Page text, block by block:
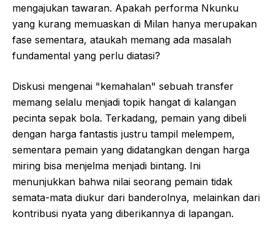
mengajukan tawaran. Apakah performa Nkunku
yang kurang memuaskan di Milan hanya merupakan
fase sementara, ataukah memang ada masalah
fundamental yang perlu diatasi?
Diskusi mengenai "kemahalan" sebuah transfer
memang selalu menjadi topik hangat di kalangan
pecinta sepak bola. Terkadang, pemain yang dibeli
dengan harga fantastis justru tampil melempem,
sementara pemain yang didatangkan dengan harga
miring bisa menjelma menjadi bintang. Ini
menunjukkan bahwa nilai seorang pemain tidak
semata-mata diukur dari banderolnya, melainkan dari
kontribusi nyata yang diberikannya di lapangan.